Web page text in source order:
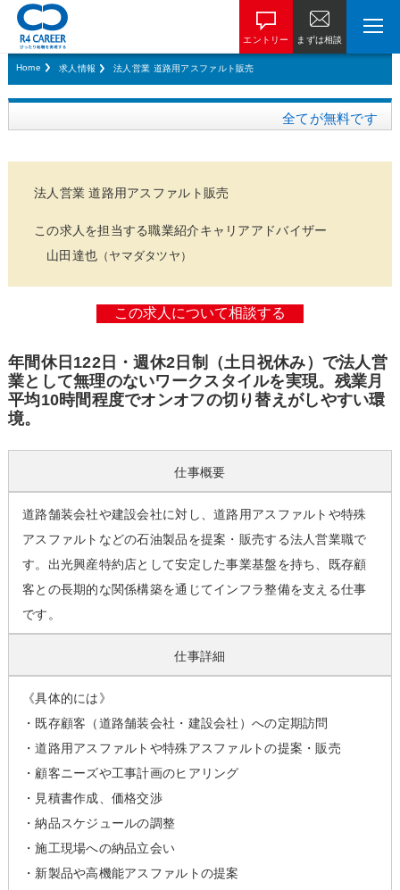
まずは相談
エントリー
Home 求人情報 法人営業 道路用アスファルト販売
全てが無料です
法人営業 道路用アスファルト販売
この求人を担当する職業紹介キャリアアドバイザー
山田達也 （ヤマダタツヤ）
年間休日122日・週休2日制（土日祝休み）で法人営
業として無理のないワークスタイルを実現。残業月
平均10時間程度でオンオフの切り替えがしやすい環
境。
仕事概要
道路舗装会社や建設会社に対し、道路用アスファルトや特殊
アスファルトなどの石油製品を提案・販売する法人営業職で
す。出光興産特約店として安定した事業基盤を持ち、既存顧
客との長期的な関係構築を通じてインフラ整備を支える仕事
です。
仕事詳細
《具体的には》
・既存顧客（道路舗装会社・建設会社）への定期訪問
・道路用アスファルトや特殊アスファルトの提案・販売
・顧客ニーズや工事計画のヒアリング
・見積書作成、価格交渉
・納品スケジュールの調整
・施工現場への納品立会い
・新製品や高機能アスファルトの提案